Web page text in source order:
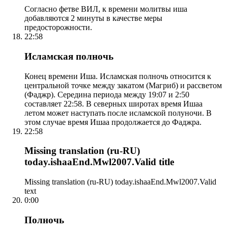
Согласно фетве ВИЛ, к времени молитвы иша
добавляются 2 минуты в качестве меры
предосторожности.
22:58
Исламская полночь
Конец времени Иша. Исламская полночь относится к
центральной точке между закатом (Магриб) и рассветом
(Фаджр). Середина периода между 19:07 и 2:50
составляет 22:58. В северных широтах время Ишаа
летом может наступать после исламской полуночи. В
этом случае время Ишаа продолжается до Фаджра.
22:58
Missing translation (ru-RU)
today.ishaaEnd.Mwl2007.Valid title
Missing translation (ru-RU) today.ishaaEnd.Mwl2007.Valid
text
0:00
Полночь